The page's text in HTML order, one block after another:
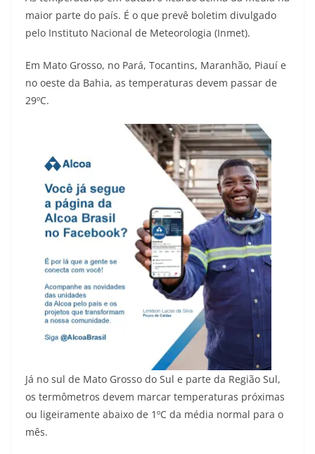
maior parte do país. É o que prevê boletim divulgado
pelo Instituto Nacional de Meteorologia (Inmet).
Em Mato Grosso, no Pará, Tocantins, Maranhão, Piauí e
no oeste da Bahia, as temperaturas devem passar de
29ºC.
Já no sul de Mato Grosso do Sul e parte da Região Sul,
os termômetros devem marcar temperaturas próximas
ou ligeiramente abaixo de 1ºC da média normal para o
mês.